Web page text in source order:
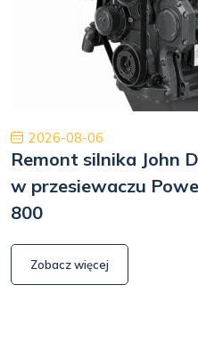
2026-08-06
Remont silnika John
w przesiewaczu
800
Zobacz więcej